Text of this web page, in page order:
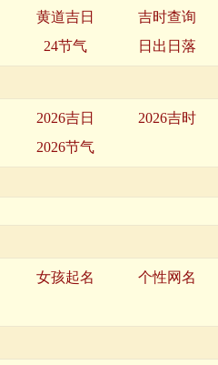
黄道吉日
吉时查询
24节气 日出日落
2026吉日
2026吉时
2026节气
女孩起名
个性网名